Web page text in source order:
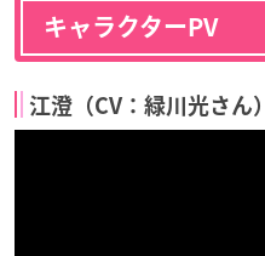
キャラクターPV
江澄（CV：緑川光さん）